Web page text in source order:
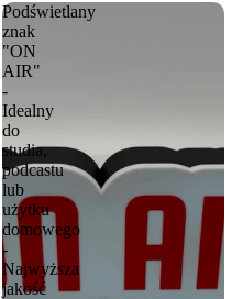
Podświetlany
znak
"ON
AIR"
-
Idealny
do
studia,
podcastu
lub
użytku
domowego
-
Najwyższa
jakość